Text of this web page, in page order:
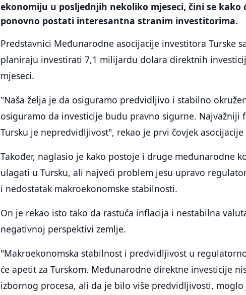
ekonomiju u posljednjih nekoliko mjeseci, čini se kako
ponovno postati interesantna stranim investitorima.
Predstavnici Međunarodne asocijacije investitora Turske
planiraju investirati 7,1 milijardu dolara direktnih
mjeseci.
"Naša želja je da osiguramo predvidljivo i stabilno
osiguramo da investicije budu pravno sigurne. Najvažniji
Tursku je nepredvidljivost", rekao je prvi čovjek asocijacije
Također, naglasio je kako postoje i druge međunarodne
ulagati u Tursku, ali najveći problem jesu upravo
i nedostatak makroekonomske stabilnosti.
On je rekao isto tako da rastuća inflacija i nestabilna
negativnoj perspektivi zemlje.
"Makroekonomska stabilnost i predvidljivost u
će apetit za Turskom. Međunarodne direktne investicije
izbornog procesa, ali da je bilo više predvidljivosti,